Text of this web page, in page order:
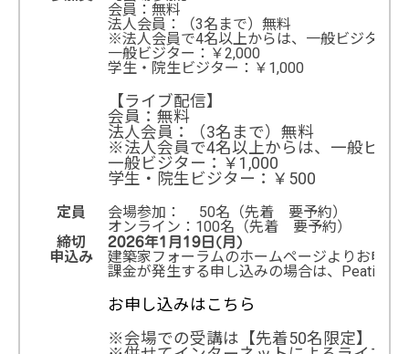
会員：無料
法人会員：（3名まで）無料
※法人会員で4名以上からは、一般ビジター
一般ビジター：￥2,000
学生・院生ビジター：￥1,000
【ライブ配信】
会員：無料
法人会員：（3名まで）無料
※法人会員で4名以上からは、一般ビジ
一般ビジター：￥1,000
学生・院生ビジター：￥500
定員
会場参加： 50名（先着 要予約）
オンライン：100名（先着 要予約）
締切
2026年1月19日(月)
申込み
建築家フォーラムのホームページよりお申込
課金が発生する申し込みの場合は、Peatix
お申し込みはこちら
※会場での受講は【先着50名限定】とな